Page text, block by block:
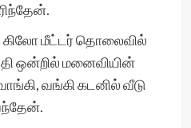
கிலோ மீட்டர் தொலைவில்
ஒன்றில் மனைவியின்
வங்கி கடனில் வீடு